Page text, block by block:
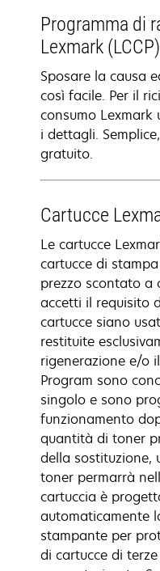
Programma di
Lexmark (LCCP)
Sposare la causa
così facile. Per il
consumo
i dettagli.
gratuito.
Cartucce
Le cartucce
cartucce di
prezzo scontato a
accetti il requisito
cartucce siano
restituite
rigenerazione e/o
Program sono
singolo e sono
funzionamento
quantità di toner
della sostituzione,
toner permarrà
cartuccia è
automaticamente
stampante per
di cartucce di